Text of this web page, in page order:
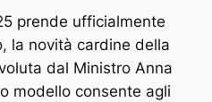
prende ufficialmente
la novità cardine della
dal Ministro Anna
modello consente agli